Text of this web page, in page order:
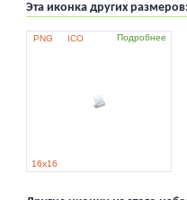
Эта иконка других размеров:
PNG ICO Подробнее
16x16